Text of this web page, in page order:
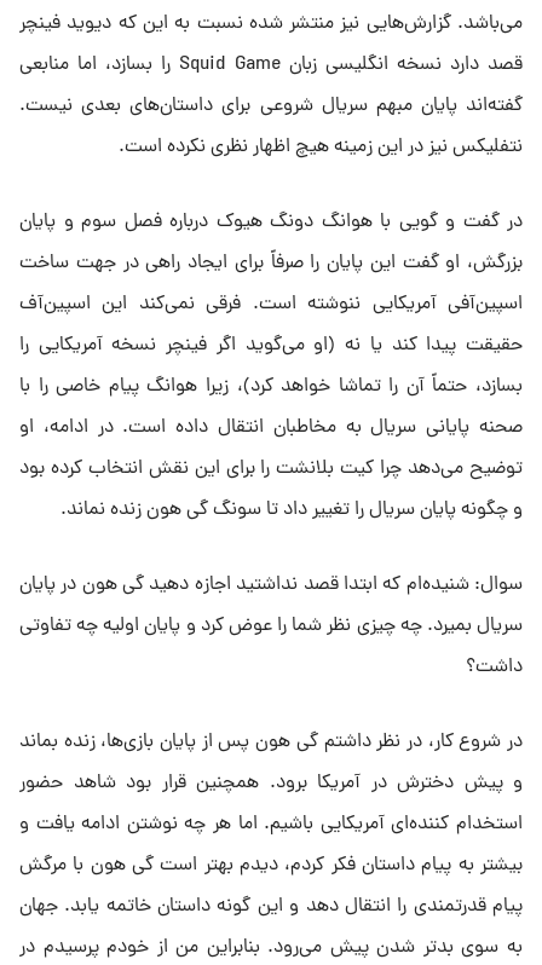
می‌باشد. گزارش‌هایی نیز منتشر شده نسبت به این که دیوید فینچر
قصد دارد نسخه انگلیسی‌ زبان Squid Game را بسازد، اما منابعی
گفته‌اند پایان مبهم سریال شروعی برای داستان‌های بعدی نیست.
نتفلیکس نیز در این زمینه هیچ اظهار نظری نکرده است.
در گفت‌ و گویی با هوانگ دونگ هیوک درباره فصل سوم و پایان
بزرگش، او گفت این پایان را صرفاً برای ایجاد راهی در جهت ساخت
اسپین‌آفی آمریکایی ننوشته است. فرقی نمی‌کند این اسپین‌آف
حقیقت پیدا کند یا نه (او می‌گوید اگر فینچر نسخه آمریکایی را
بسازد، حتماً آن را تماشا خواهد کرد)، زیرا هوانگ پیام خاصی را با
صحنه پایانی سریال به مخاطبان انتقال داده است. در ادامه، او
توضیح می‌دهد چرا کیت بلانشت را برای این نقش انتخاب کرده بود
و چگونه پایان سریال را تغییر داد تا سونگ گی هون زنده نماند.
سوال: شنیده‌ام که ابتدا قصد نداشتید اجازه دهید گی هون در پایان
سریال بمیرد. چه چیزی نظر شما را عوض کرد و پایان اولیه چه تفاوتی
داشت؟
در شروع کار، در نظر داشتم گی هون پس از پایان بازی‌ها، زنده بماند
و پیش دخترش در آمریکا برود. همچنین قرار بود شاهد حضور
استخدام‌ کننده‌ای آمریکایی باشیم. اما هر چه نوشتن ادامه یافت و
بیشتر به پیام داستان فکر کردم، دیدم بهتر است گی هون با مرگش
پیام قدرتمندی را انتقال دهد و این‌ گونه داستان خاتمه یابد. جهان
به سوی بدتر شدن پیش می‌رود. بنابراین من از خودم پرسیدم در